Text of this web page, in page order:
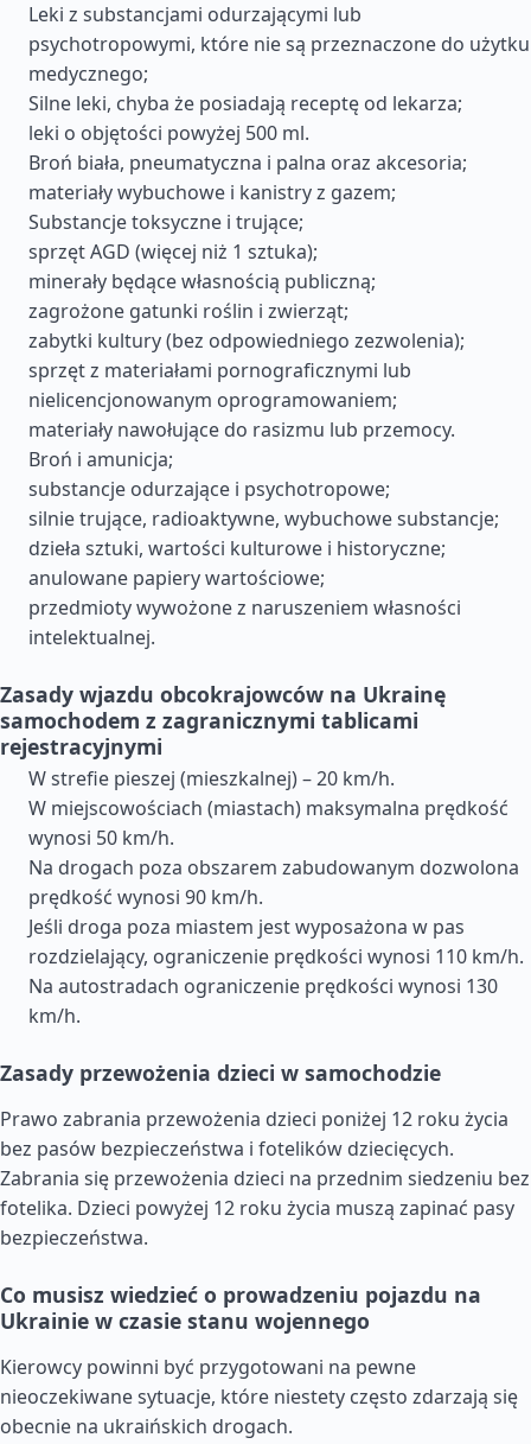
Leki z substancjami odurzającymi lub
psychotropowymi, które nie są przeznaczone do użytku
medycznego;
Silne leki, chyba że posiadają receptę od lekarza;
leki o objętości powyżej 500 ml.
Broń biała, pneumatyczna i palna oraz akcesoria;
materiały wybuchowe i kanistry z gazem;
Substancje toksyczne i trujące;
sprzęt AGD (więcej niż 1 sztuka);
minerały będące własnością publiczną;
zagrożone gatunki roślin i zwierząt;
zabytki kultury (bez odpowiedniego zezwolenia);
sprzęt z materiałami pornograficznymi lub
nielicencjonowanym oprogramowaniem;
materiały nawołujące do rasizmu lub przemocy.
Broń i amunicja;
substancje odurzające i psychotropowe;
silnie trujące, radioaktywne, wybuchowe substancje;
dzieła sztuki, wartości kulturowe i historyczne;
anulowane papiery wartościowe;
przedmioty wywożone z naruszeniem własności
intelektualnej.
Zasady wjazdu obcokrajowców na Ukrainę
samochodem z zagranicznymi tablicami
rejestracyjnymi
W strefie pieszej (mieszkalnej) – 20 km/h.
W miejscowościach (miastach) maksymalna prędkość
wynosi 50 km/h.
Na drogach poza obszarem zabudowanym dozwolona
prędkość wynosi 90 km/h.
Jeśli droga poza miastem jest wyposażona w pas
rozdzielający, ograniczenie prędkości wynosi 110 km/h.
Na autostradach ograniczenie prędkości wynosi 130
km/h.
Zasady przewożenia dzieci w samochodzie
Prawo zabrania przewożenia dzieci poniżej 12 roku życia
bez pasów bezpieczeństwa i fotelików dziecięcych.
Zabrania się przewożenia dzieci na przednim siedzeniu bez
fotelika. Dzieci powyżej 12 roku życia muszą zapinać pasy
bezpieczeństwa.
Co musisz wiedzieć o prowadzeniu pojazdu na
Ukrainie w czasie stanu wojennego
Kierowcy powinni być przygotowani na pewne
nieoczekiwane sytuacje, które niestety często zdarzają się
obecnie na ukraińskich drogach.